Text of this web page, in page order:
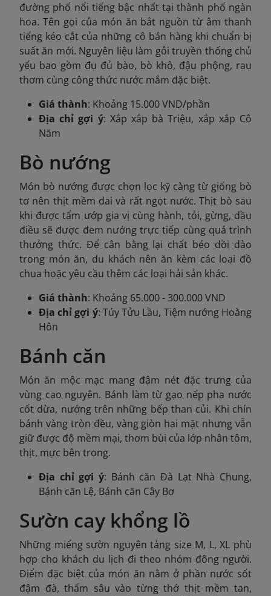
đường phố nổi tiếng bậc nhất tại thành phố ngàn
hoa. Tên gọi của món ăn bắt nguồn từ âm thanh
tiếng kéo cắt của những cô bán hàng khi chuẩn bị
suất ăn mới. Nguyên liệu làm gỏi truyền thống chủ
yếu bao gồm đu đủ bào, bò khô, đậu phộng, rau
thơm cùng công thức nước mắm đặc biệt.
Giá thành: Khoảng 15.000 VND/phần
Địa chỉ gợi ý: Xắp xắp bà Triệu, xắp xắp Cô
Năm
Bò nướng
Món bò nướng được chọn lọc kỹ càng từ giống bò
tơ nên thịt mềm dai và rất ngọt nước. Thịt bò sau
khi được tẩm ướp gia vị cùng hành, tỏi, gừng, dầu
điều sẽ được đem nướng trực tiếp cùng quá trình
thưởng thức. Để cân bằng lại chất béo dồi dào
trong món ăn, du khách nên ăn kèm các loại đồ
chua hoặc yêu cầu thêm các loại hải sản khác.
Giá thành: Khoảng 65.000 - 300.000 VND
Địa chỉ gợi ý: Túy Tửu Lầu, Tiệm nướng Hoàng
Hôn
Bánh căn
Món ăn mộc mạc mang đậm nét đặc trưng của
vùng cao nguyên. Bánh làm từ gạo nếp pha nước
cốt dừa, nướng trên những bếp than củi. Khi chín
bánh vàng tròn đều, vàng giòn hai mặt nhưng vẫn
giữ được độ mềm mại, thơm bùi của lớp nhân tôm,
thịt, mực bên trong.
Địa chỉ gợi ý: Bánh căn Đà Lạt Nhà Chung,
Bánh căn Lệ, Bánh căn Cây Bơ
Sườn cay khổng lồ
Những miếng sườn nguyên tảng size M, L, XL phù
hợp cho khách du lịch đi theo nhóm đông người.
Điểm đặc biệt của món ăn nằm ở phần nước sốt
đậm đà, thấm sâu vào từng thớ thịt mềm tan,